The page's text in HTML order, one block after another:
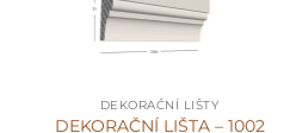
DEKORAČNÍ LIŠTY
DEKORAČNÍ LIŠTA – 1002